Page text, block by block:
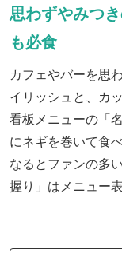
思わずやみつ
も必食
カフェやバーを思
イリッシュと、カ
看板メニューの「
にネギを巻いて食
なるとファンの多
握り」はメニュー